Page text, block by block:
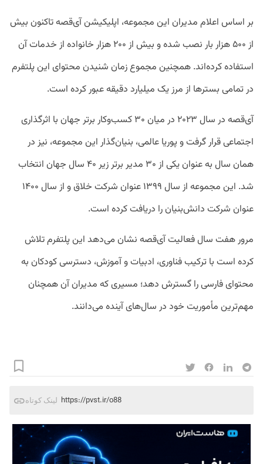
بر اساس اعلام مدیران این مجموعه، اپلیکیشن آی‌قصه تاکنون بیش
از ۵۰۰ هزار بار نصب شده و بیش از ۲۰۰ هزار خانواده از خدمات آن
استفاده کرده‌اند. همچنین مجموع زمان شنیدن محتوای این پلتفرم
در تمامی بسترها از مرز یک میلیارد دقیقه عبور کرده است.
آی‌قصه در سال ۲۰۲۳ در میان ۳۰ کسب‌وکار برتر جهان با اثرگذاری
اجتماعی قرار گرفت و پوریا عالمی، بنیان‌گذار این مجموعه، نیز در
همان سال به عنوان یکی از ۳۰ مدیر برتر زیر ۴۰ سال جهان انتخاب
شد. این مجموعه از سال ۱۳۹۹ عنوان شرکت خلاق و از سال ۱۴۰۰
عنوان شرکت دانش‌بنیان را دریافت کرده است.
مرور هفت سال فعالیت آی‌قصه نشان می‌دهد این پلتفرم تلاش
کرده است با ترکیب فناوری، ادبیات و آموزش، دسترسی کودکان به
محتوای فارسی را گسترش دهد؛ مسیری که مدیران آن همچنان
مهم‌ترین مأموریت خود در سال‌های آینده می‌دانند.
لینک کوتاه https://pvst.ir/o88